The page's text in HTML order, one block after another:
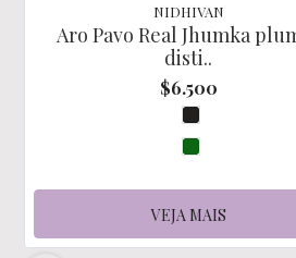
NIDHIVAN
Aro Pavo Real Jhumka
disti..
$6.500
VEJA MAIS